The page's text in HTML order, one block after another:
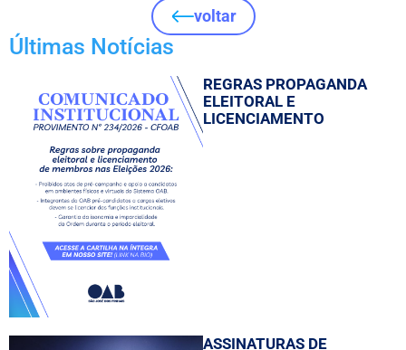
voltar
Últimas Notícias
REGRAS PROPAGANDA
ELEITORAL E
LICENCIAMENTO
ASSINATURAS DE